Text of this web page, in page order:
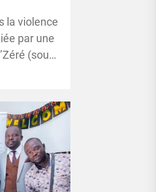
la violence
par une
(sous-